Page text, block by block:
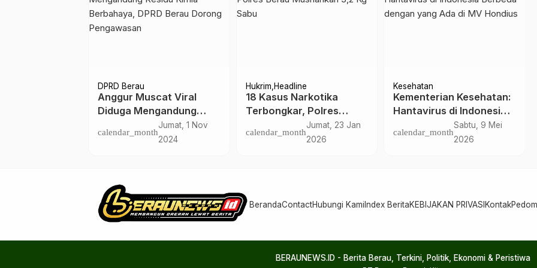
DPRD Berau
Anggur Muscat Viral
Diduga Mengandung
Residu Kimia Berbahaya,
DPRD Berau Dorong
calendar_month
Jumat, 1 Nov
2024
Hukrim Headline
18 Kasus Narkotika
Terbongkar, Polres
Berau Musnahkan 3,2 Kg
Sabu
calendar_month
Jumat, 23 Jan
2026
Kesehatan
Kementerian Kesehatan:
Hantavirus di Indonesia
Berbeda dengan yang
Ada di MV Hondius
calendar_month
Sabtu, 9 Mei
2026
BerandaContactHubungi Kami Index BeritaKEBIJAKAN PRIVASI Kontak
BERAUNEWS.ID - Berita Berau, Terkini, Politik, Ekonomi & Peristiwa